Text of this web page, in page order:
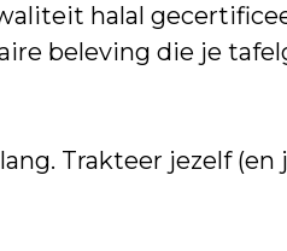
halal
beleving die je
Trakteer jezelf (en